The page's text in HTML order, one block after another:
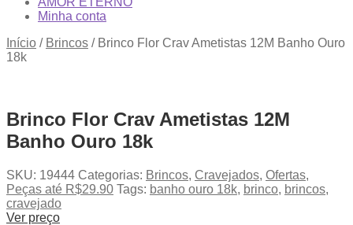
Minha conta
Início / Brincos / Brinco Flor Crav Ametistas 12M Banho Ouro
18k
Brinco Flor Crav Ametistas 12M
Banho Ouro 18k
SKU: 19444 Categorias: Brincos, Cravejados, Ofertas,
Peças até R$29.90 Tags: banho ouro 18k, brinco, brincos,
cravejado
Ver preço